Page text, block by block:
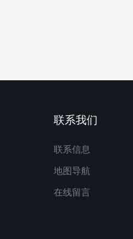
联系我们
联系信息
地图导航
在线留言